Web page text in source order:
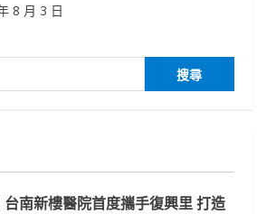
8 月 3 日
南新樓醫院首度攜手復興里 打造